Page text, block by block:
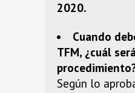
2020.
Cuando
TFM, ¿cuál
Según lo